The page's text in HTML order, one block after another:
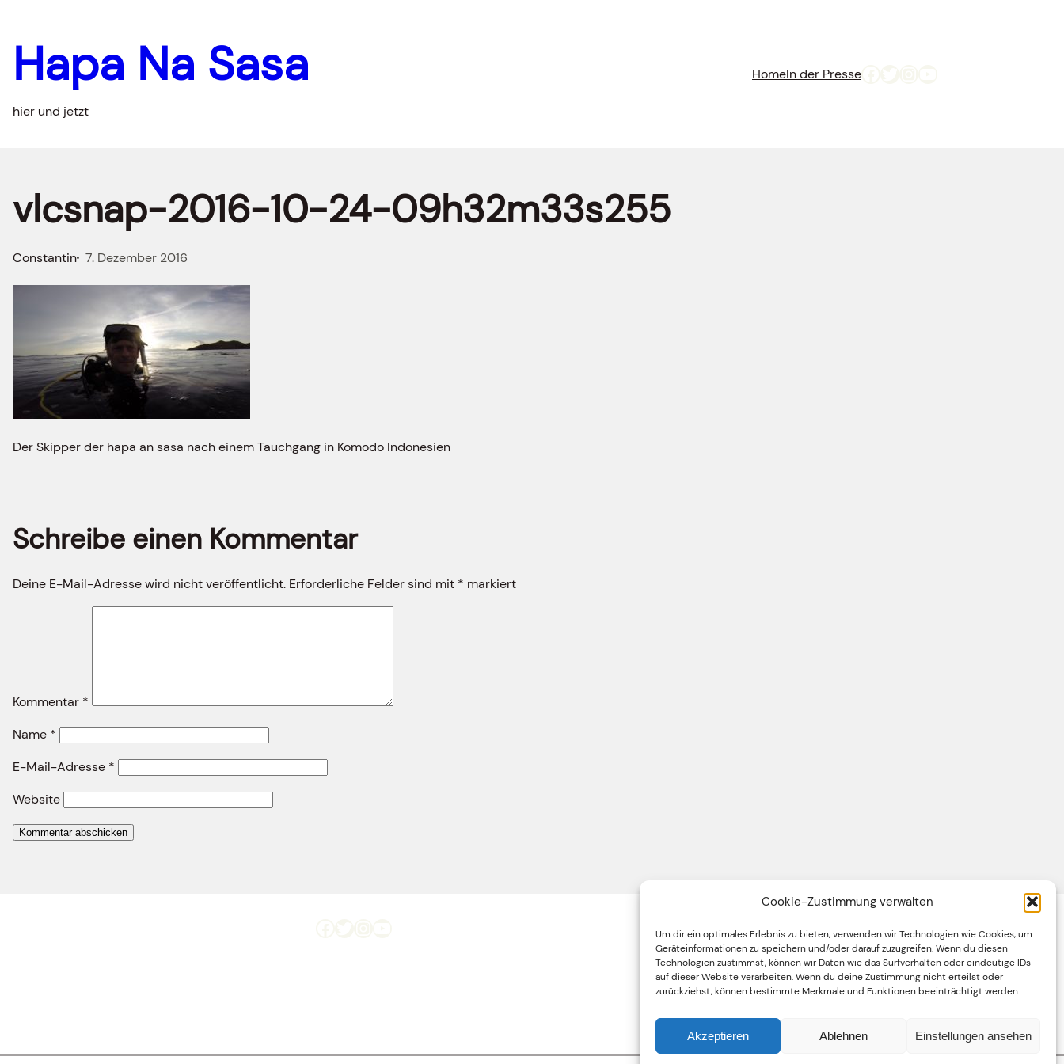
Cookie-Zustimmung verwalten
Um dir ein optimales Erlebnis zu bieten, verwenden wir Technologien wie Cookies, um
Geräteinformationen zu speichern und/oder darauf zuzugreifen. Wenn du diesen
Technologien zustimmst, können wir Daten wie das Surfverhalten oder eindeutige IDs
auf dieser Website verarbeiten. Wenn du deine Zustimmung nicht erteilst oder
zurückziehst, können bestimmte Merkmale und Funktionen beeinträchtigt werden.
Akzeptieren Ablehnen Einstellungen ansehen
springen
Hapa Na Sasa
hier und jetzt
HomeIn der PresseFacebook
vlcsnap-2016-10-24-09h32m33s255
Constantin 7. Dezember 2016
Der Skipper der hapa an sasa nach einem Tauchgang in Komodo Indonesien
Schreibe einen Kommentar
Deine E-Mail-Adresse wird nicht veröffentlicht. Erforderliche Felder sind mit * markiert
Kommentar *
Name *
E-Mail-Adresse *
Website
Impressum
Datenschutzerklärung